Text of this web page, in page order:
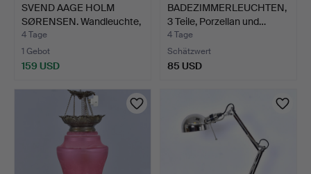
SVEND AAGE HOLM
SØRENSEN. Wandleuchte,
Mes…
4 Tage
1 Gebot
159 USD
BADEZIMMERLEUCHTEN,
3 Teile, Porzellan und…
4 Tage
Schätzwert
85 USD